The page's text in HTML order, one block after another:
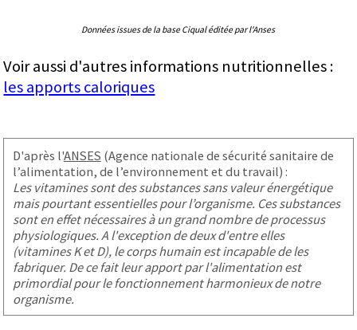
Données issues de la base Ciqual éditée par l'Anses
Voir aussi d'autres informations nutritionnelles :
les apports caloriques
D'après l'ANSES (Agence nationale de sécurité sanitaire de
l’alimentation, de l’environnement et du travail) :
Les vitamines sont des substances sans valeur énergétique
mais pourtant essentielles pour l’organisme. Ces substances
sont en effet nécessaires à un grand nombre de processus
physiologiques. A l'exception de deux d'entre elles
(vitamines K et D), le corps humain est incapable de les
fabriquer. De ce fait leur apport par l'alimentation est
primordial pour le fonctionnement harmonieux de notre
organisme.